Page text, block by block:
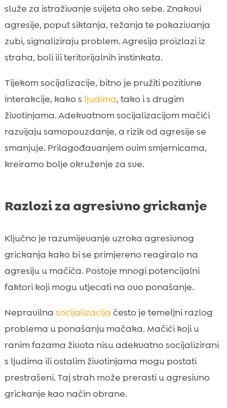
služe za istraživanje svijeta oko sebe. Znakovi
agresije, poput siktanja, režanja te pokazivanja
zubi, signaliziraju problem. Agresija proizlazi iz
straha, boli ili teritorijalnih instinkata.
Tijekom socijalizacije, bitno je pružiti pozitivne
interakcije, kako s ljudima, tako i s drugim
životinjama. Adekvatnom socijalizacijom mačići
razvijaju samopouzdanje, a rizik od agresije se
smanjuje. Prilagođavanjem ovim smjernicama,
kreiramo bolje okruženje za sve.
Razlozi za agresivno grickanje
Ključno je razumijevanje uzroka agresivnog
grickanja kako bi se primjereno reagiralo na
agresiju u mačića. Postoje mnogi potencijalni
faktori koji mogu utjecati na ovo ponašanje.
Nepravilna socijalizacija često je temeljni razlog
problema u ponašanju mačaka. Mačići koji u
ranim fazama života nisu adekvatno socijalizirani
s ljudima ili ostalim životinjama mogu postati
prestrašeni. Taj strah može prerasti u agresivno
grickanje kao način obrane.